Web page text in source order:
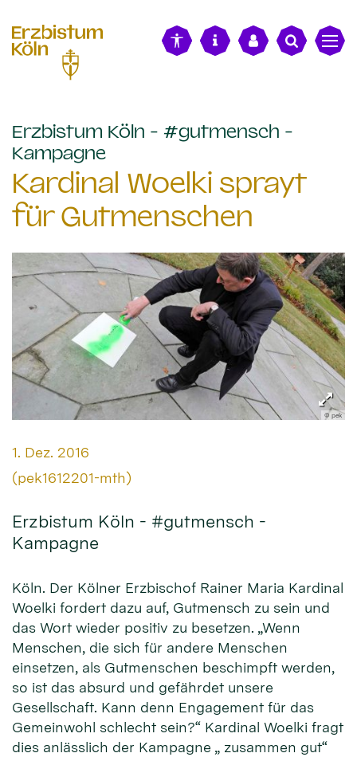
Erzbistum Köln - #gutmensch -
Kampagne:
Kardinal Woelki sprayt
für Gutmenschen
© pek
Datum:
1. Dez. 2016
Von:
(pek1612201-mth)
Erzbistum Köln - #gutmensch -
Kampagne
Köln. Der Kölner Erzbischof Rainer Maria Kardinal
Woelki fordert dazu auf, Gutmensch zu sein und
das Wort wieder positiv zu besetzen. „Wenn
Menschen, die sich für andere Menschen
einsetzen, als Gutmenschen beschimpft werden,
so ist das absurd und gefährdet unsere
Gesellschaft. Kann denn Engagement für das
Gemeinwohl schlecht sein?“ Kardinal Woelki fragt
dies anlässlich der Kampagne „ zusammen gut“